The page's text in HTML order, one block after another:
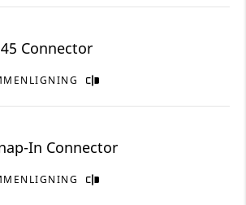
Connector
In Connector